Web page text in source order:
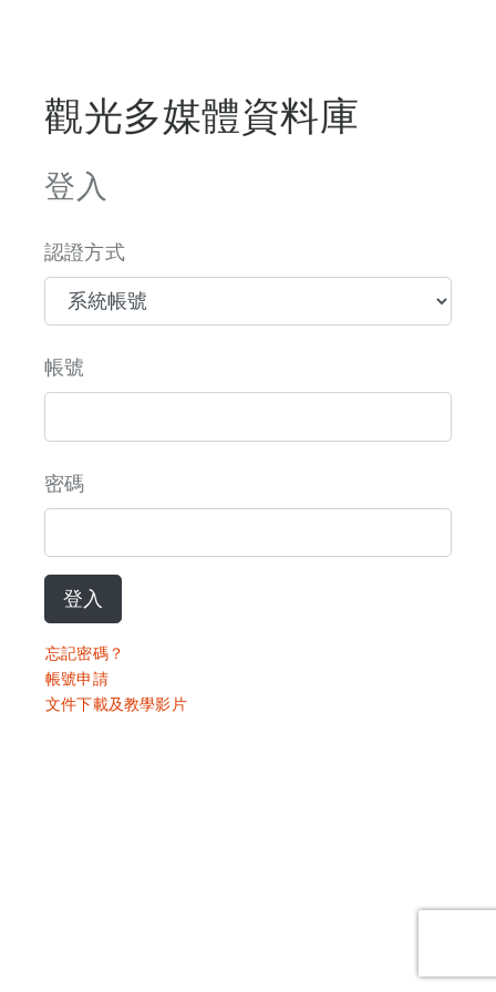
觀光多媒體資料庫
登入
認證方式
帳號
密碼
登入
忘記密碼？
帳號申請
文件下載及教學影片